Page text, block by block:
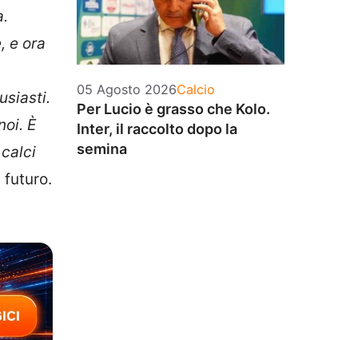
e ora
È
futuro.
05 Agosto 2026Categorie
Calcio
Per Lucio è grasso che Kolo.
Inter, il raccolto dopo la
semina